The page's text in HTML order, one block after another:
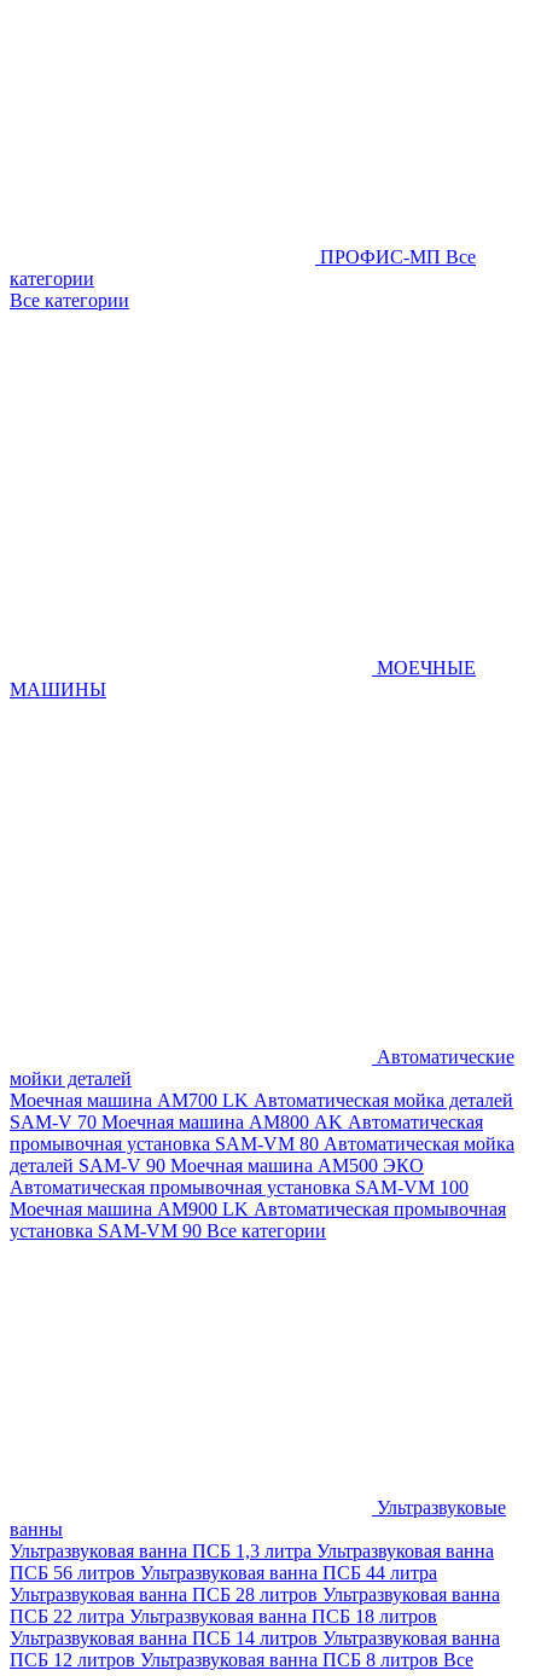
ПРОФИС-МП Все
категории
Все категории
МОЕЧНЫЕ
МАШИНЫ
Автоматические
мойки деталей
Моечная машина AM700 LK Автоматическая мойка деталей
SAM-V 70 Моечная машина АМ800 AK Автоматическая
промывочная установка SAM-VM 80 Автоматическая мойка
деталей SAM-V 90 Моечная машина АМ500 ЭКО
Автоматическая промывочная установка SAM-VM 100
Моечная машина AM900 LK Автоматическая промывочная
установка SAM-VM 90 Все категории
Ультразвуковые
ванны
Ультразвуковая ванна ПСБ 1,3 литра Ультразвуковая ванна
ПСБ 56 литров Ультразвуковая ванна ПСБ 44 литра
Ультразвуковая ванна ПСБ 28 литров Ультразвуковая ванна
ПСБ 22 литра Ультразвуковая ванна ПСБ 18 литров
Ультразвуковая ванна ПСБ 14 литров Ультразвуковая ванна
ПСБ 12 литров Ультразвуковая ванна ПСБ 8 литров Все